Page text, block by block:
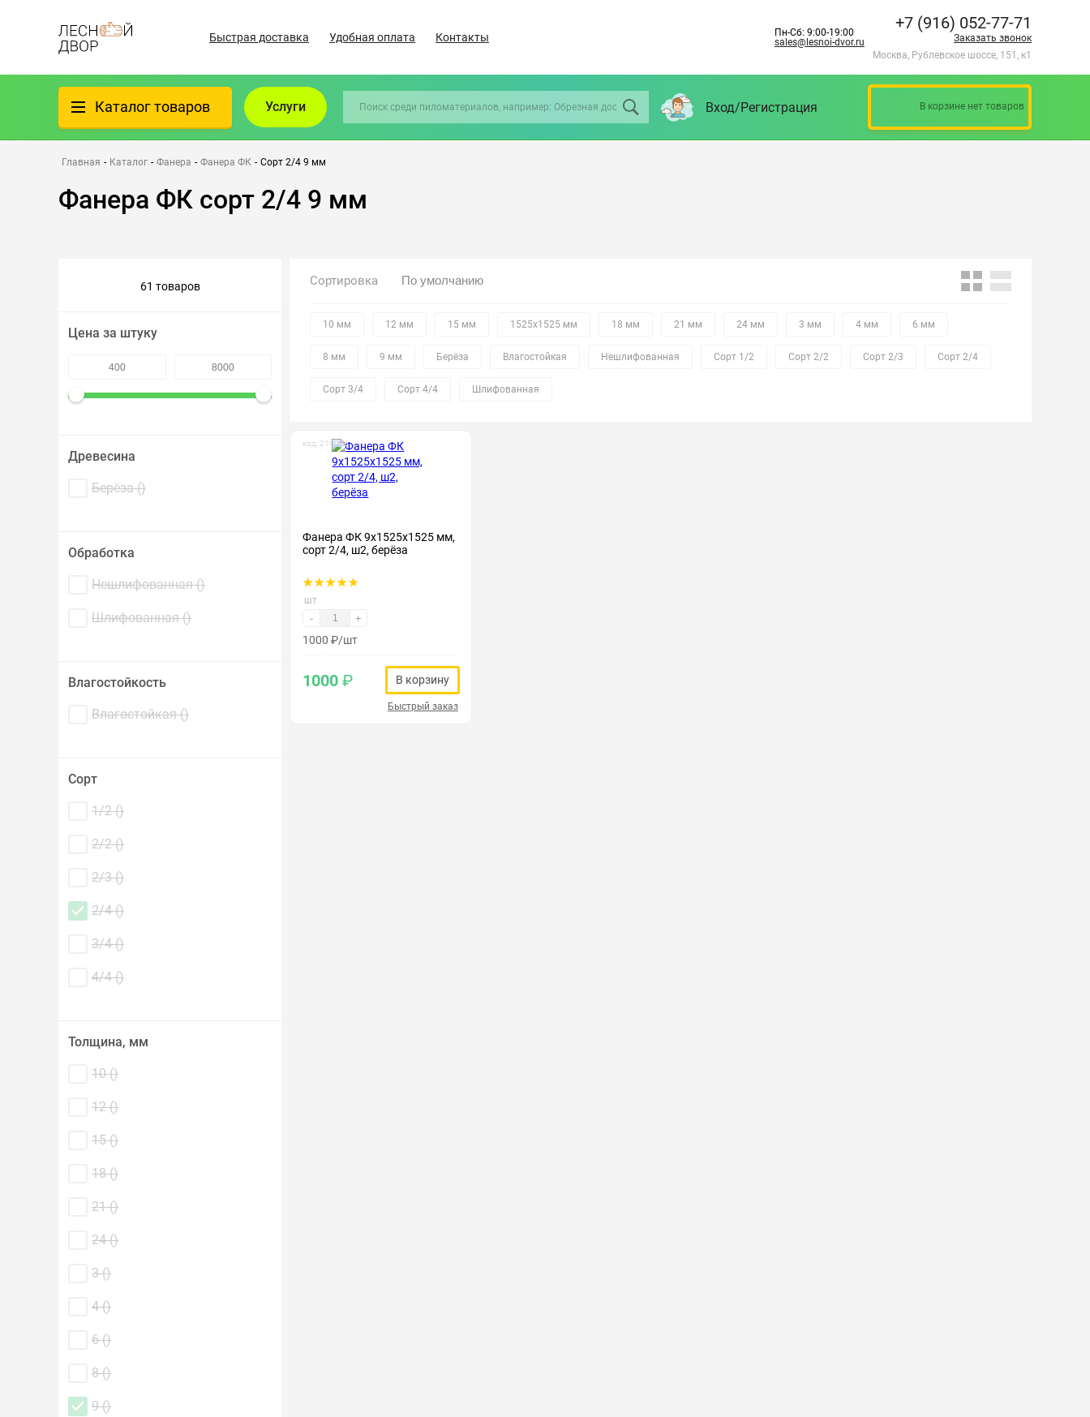
Быстрая доставка Удобная оплата Контакты
Пн-Сб: 9:00-19:00
sales@lesnoi-dvor.ru
+7 (916) 052-77-71
Заказать звонок
Москва, Рублевское шоссе, 151, к1
Каталог товаров
Фанера
Пиломатериалы
Всё для бани
Утеплители/Изоляция
Услуги Вход/Регистрация В корзине нет товаров
Главная - Каталог - Фанера - Фанера ФК - Сорт 2/4 9 мм
Фанера ФК сорт 2/4 9 мм
61 товаров
Цена за штуку
Древесина
Берёза ()
Обработка
Нешлифованная ()
Шлифованная ()
Влагостойкость
Влагостойкая ()
Сорт
1/2 ()
2/2 ()
2/3 ()
2/4 ()
3/4 ()
4/4 ()
Толщина, мм
10 ()
12 ()
15 ()
18 ()
21 ()
24 ()
3 ()
4 ()
6 ()
8 ()
9 ()
Сортировка
10 мм 12 мм 15 мм 1525х1525 мм 18 мм 21 мм 24 мм 3 мм 4 мм 6 мм
8 мм 9 мм Берёза Влагостойкая Нешлифованная Сорт 1/2 Сорт 2/2 Сорт 2/3 Сорт 2/4
Сорт 3/4 Сорт 4/4 Шлифованная
код: 210026
Фанера ФК 9х1525х1525 мм,
сорт 2/4, ш2, берёза
шт
- +
1000 ₽/шт
1000 ₽ В корзину
Быстрый заказ